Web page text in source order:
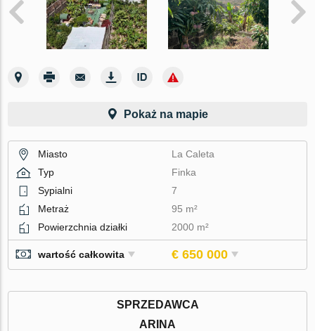
Pokaż na mapie
Miasto
La Caleta
Typ
Finka
Sypialni
7
Metraż
95 m²
Powierzchnia działki
2000 m²
wartość całkowita € 650 000
SPRZEDAWCA
ARINA